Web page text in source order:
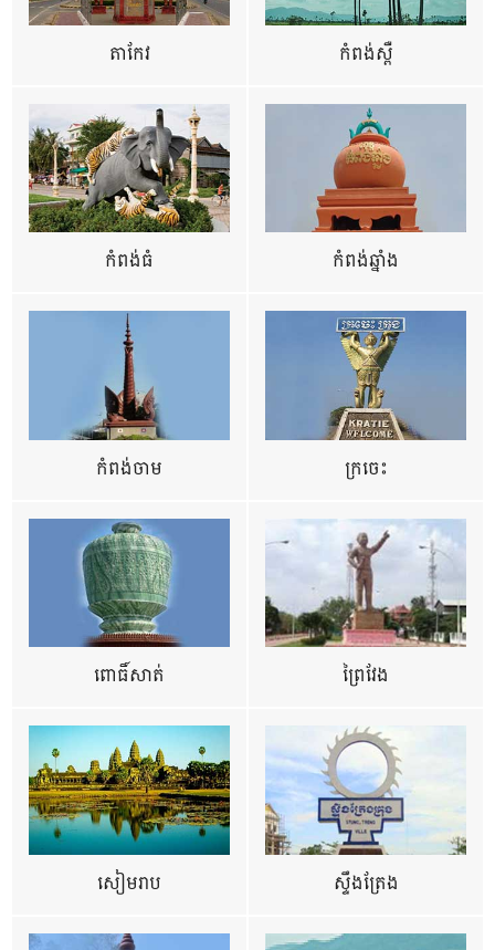
តាកែវ កំពង់ស្ពឺ
កំពង់ធំ កំពង់ឆ្នាំង
កំពង់ចាម ក្រចេះ
ពោធិ៍សាត់ ព្រៃវែង
សៀមរាប ស្ទឹងត្រែង